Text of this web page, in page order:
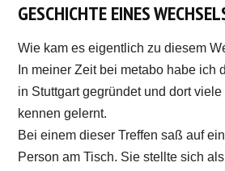
GESCHICHTE EINES
Wie kam es eigentlich zu diesem
In meiner Zeit bei metabo habe ich
in Stuttgart gegründet und dort
kennen gelernt.
Bei einem dieser Treffen saß auf
Person am Tisch. Sie stellte sich